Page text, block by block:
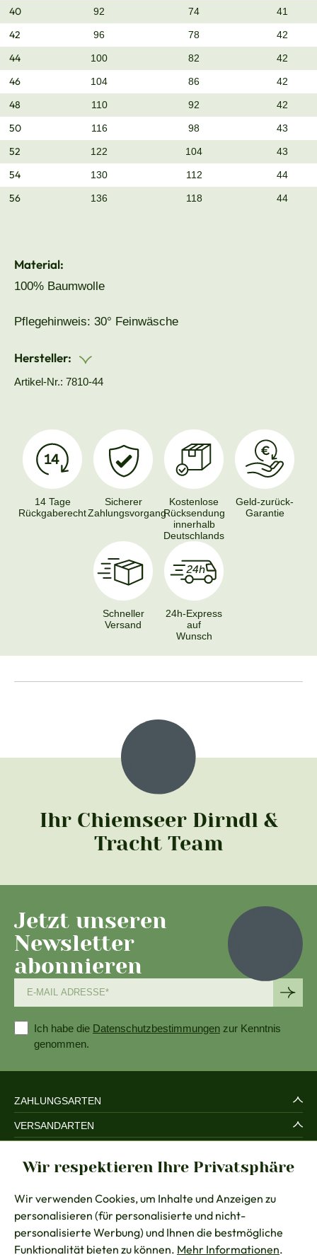
40 92 74 41
42 96 78 42
44 100 82 42
46 104 86 42
48 110 92 42
50 116 98 43
52 122 104 43
54 130 112 44
56 136 118 44
Material:
100% Baumwolle
Pflegehinweis: 30° Feinwäsche
Hersteller:
Artikel-Nr.: 7810-44
14 Tage
Rückgaberecht
Sicherer
Zahlungsvorgang
Kostenlose
Rücksendung
innerhalb
Deutschlands
Geld-zurück-
Garantie
Schneller
Versand
24h-Express
auf
Wunsch
Ihr Chiemseer Dirndl &
Tracht Team
Jetzt unseren
Newsletter
abonnieren
Ich habe die Datenschutzbestimmungen zur Kenntnis
genommen.
ZAHLUNGSARTEN
VERSANDARTEN
RECHTLICHES
BERATUNG
KONTAKT
Wir respektieren Ihre Privatsphäre
Wir verwenden Cookies, um Inhalte und Anzeigen zu
personalisieren (für personalisierte und nicht-
personalisierte Werbung) und Ihnen die bestmögliche
Funktionalität bieten zu können. Mehr Informationen.